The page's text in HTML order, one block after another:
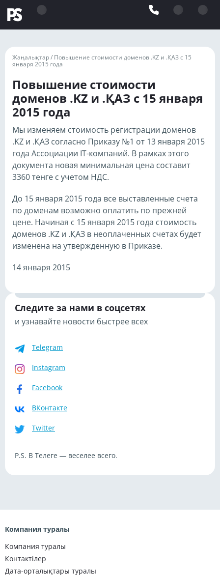
Жаңалықтар / Повышение стоимости доменов .KZ и .ҚАЗ с 15
января 2015 года
Повышение стоимости
доменов .KZ и .ҚАЗ с 15 января
2015 года
Мы изменяем стоимость регистрации доменов
.KZ и .ҚАЗ согласно Приказу №1 от 13 января 2015
года Ассоциации IT-компаний. В рамках этого
документа новая минимальная цена составит
3360 тенге с учетом НДС.
До 15 января 2015 года все выставленные счета
по доменам возможно оплатить по прежней
цене. Начиная с 15 января 2015 года стоимость
доменов .KZ и .ҚАЗ в неоплаченных счетах будет
изменена на утвержденную в Приказе.
14 января 2015
Следите за нами в соцсетях
и узнавайте новости быстрее всех
Telegram
Instagram
Facebook
ВКонтакте
Twitter
P.S. В Телеге — веселее всего.
Компания туралы
Компания туралы
Контактілер
Дата-орталықтары туралы